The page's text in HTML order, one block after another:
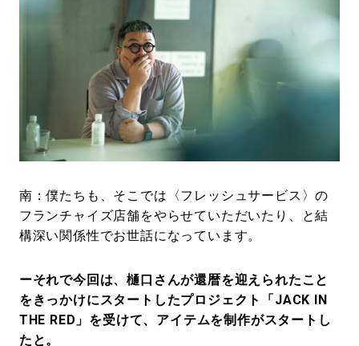
南：僕たちも、そこでは〈フレッシュサービス〉の
フランチャイズ店舗をやらせていただいたり、と結
構深い関係性でお世話になっています。
ーそれで今回は、樋口さんが還暦を迎えられたこと
をきっかけにスタートしたプロジェクト「JACK IN
THE RED」を受けて、アイテムを制作がスタートし
たと。